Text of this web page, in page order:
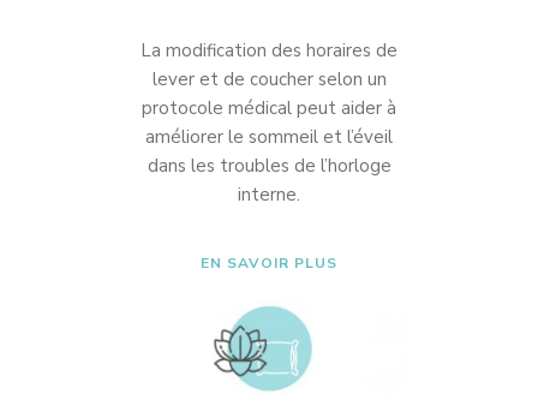
La modification des horaires de
lever et de coucher selon un
protocole médical peut aider à
améliorer le sommeil et l’éveil
dans les troubles de l’horloge
interne.
EN SAVOIR PLUS